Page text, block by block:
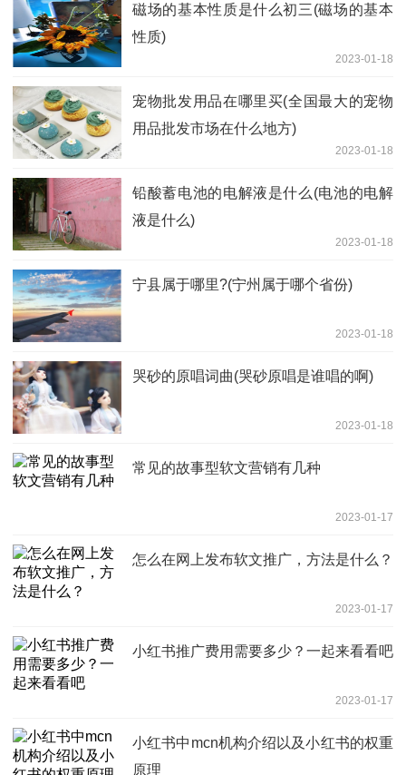
磁场的基本性质是什么初三(磁场的基本
性质)
2023-01-18
宠物批发用品在哪里买(全国最大的宠物
用品批发市场在什么地方)
2023-01-18
铅酸蓄电池的电解液是什么(电池的电解
液是什么)
2023-01-18
宁县属于哪里?(宁州属于哪个省份)
2023-01-18
哭砂的原唱词曲(哭砂原唱是谁唱的啊)
2023-01-18
常见的故事型软文营销有几种
2023-01-17
怎么在网上发布软文推广，方法是什么？
2023-01-17
小红书推广费用需要多少？一起来看看吧
2023-01-17
小红书中mcn机构介绍以及小红书的权重
原理